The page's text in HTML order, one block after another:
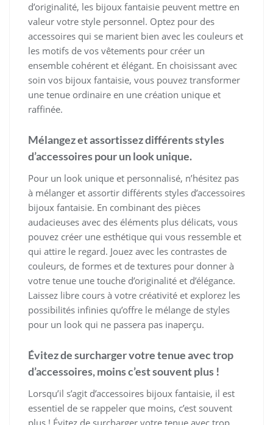
d’originalité, les bijoux fantaisie peuvent mettre en
valeur votre style personnel. Optez pour des
accessoires qui se marient bien avec les couleurs et
les motifs de vos vêtements pour créer un
ensemble cohérent et élégant. En choisissant avec
soin vos bijoux fantaisie, vous pouvez transformer
une tenue ordinaire en une création unique et
raffinée.
Mélangez et assortissez différents styles
d’accessoires pour un look unique.
Pour un look unique et personnalisé, n’hésitez pas
à mélanger et assortir différents styles d’accessoires
bijoux fantaisie. En combinant des pièces
audacieuses avec des éléments plus délicats, vous
pouvez créer une esthétique qui vous ressemble et
qui attire le regard. Jouez avec les contrastes de
couleurs, de formes et de textures pour donner à
votre tenue une touche d’originalité et d’élégance.
Laissez libre cours à votre créativité et explorez les
possibilités infinies qu’offre le mélange de styles
pour un look qui ne passera pas inaperçu.
Évitez de surcharger votre tenue avec trop
d’accessoires, moins c’est souvent plus !
Lorsqu’il s’agit d’accessoires bijoux fantaisie, il est
essentiel de se rappeler que moins, c’est souvent
plus ! Évitez de surcharger votre tenue avec trop